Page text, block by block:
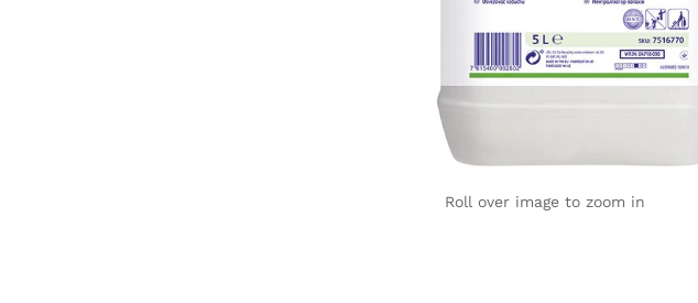
Roll over image to zoom in